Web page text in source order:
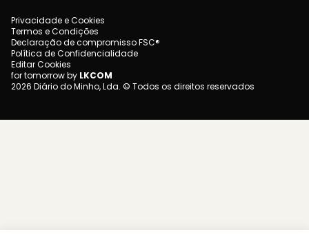
Privacidade e Cookies
Termos e Condições
Declaração de compromisso FSC®
Política de Confidencialidade
Editar Cookies
for tomorrow by LKCOM
2026 Diário do Minho, Lda. © Todos os direitos reservados